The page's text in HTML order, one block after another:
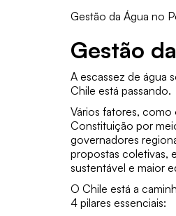
Gestão da Água no
Gestão
A escassez de água
Chile está passando.
Vários fatores, como
Constituição por
governadores
propostas coletivas,
sustentável e maior
O Chile está a
4 pilares essenciais: